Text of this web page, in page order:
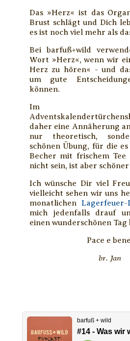
Das »Herz« ist das
Brust schlägt und Dich
es ist noch viel mehr als
Bei barfuß+wild
Wort »Herz«, wenn wir
Herz zu hören« - und
um gute
können.
Im
daher eine Annäherung
nur theoretisch,
schönen Übung, für die
Becher mit frischem Tee
nicht sein, ist aber
Ich wünsche Dir viel
vielleicht sehen wir uns
monatlichen Lagerfeuer-
mich jedenfalls drauf
einen wunderschönen Tag
Pace e
br. Jan